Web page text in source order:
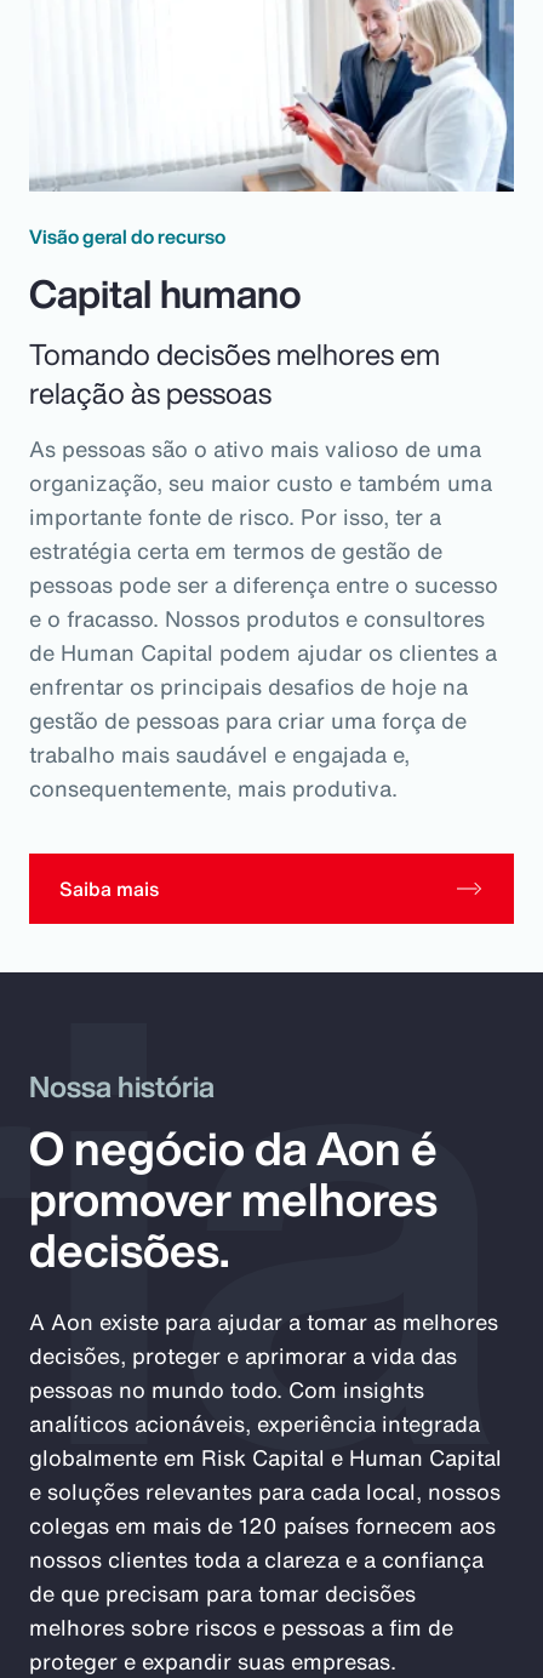
Visão geral do recurso
Capital humano
Tomando decisões melhores em
relação às pessoas
As pessoas são o ativo mais valioso de uma
organização, seu maior custo e também uma
importante fonte de risco. Por isso, ter a
estratégia certa em termos de gestão de
pessoas pode ser a diferença entre o sucesso
e o fracasso. Nossos produtos e consultores
de Human Capital podem ajudar os clientes a
enfrentar os principais desafios de hoje na
gestão de pessoas para criar uma força de
trabalho mais saudável e engajada e,
consequentemente, mais produtiva.
Saiba mais
Nossa história
O negócio da Aon é
promover melhores
decisões.
A Aon existe para ajudar a tomar as melhores
decisões, proteger e aprimorar a vida das
pessoas no mundo todo. Com insights
analíticos acionáveis, experiência integrada
globalmente em Risk Capital e Human Capital
e soluções relevantes para cada local, nossos
colegas em mais de 120 países fornecem aos
nossos clientes toda a clareza e a confiança
de que precisam para tomar decisões
melhores sobre riscos e pessoas a fim de
proteger e expandir suas empresas.